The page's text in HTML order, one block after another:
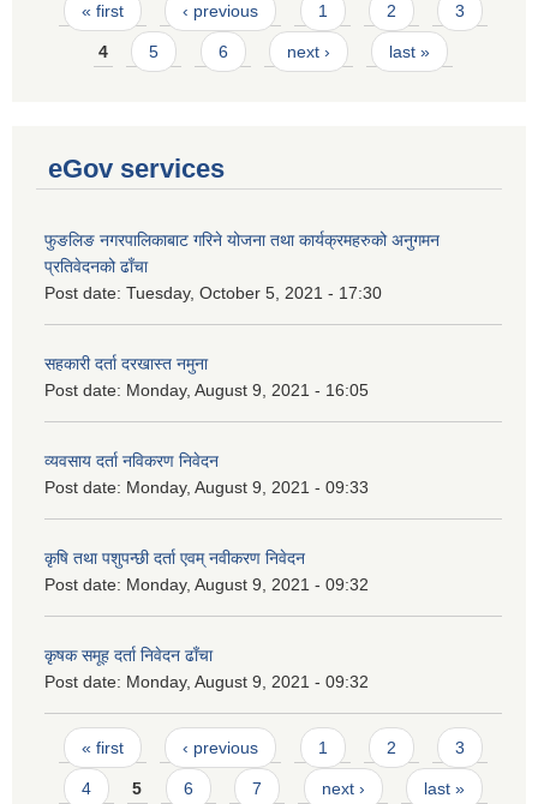
Pages
« first ‹ previous 1 2 3
4 5 6 next › last »
eGov services
फुङलिङ नगरपालिकाबाट गरिने योजना तथा कार्यक्रमहरुको अनुगमन
प्रतिवेदनको ढाँचा
Post date: Tuesday, October 5, 2021 - 17:30
सहकारी दर्ता दरखास्त नमुना
Post date: Monday, August 9, 2021 - 16:05
व्यवसाय दर्ता नविकरण निवेदन
Post date: Monday, August 9, 2021 - 09:33
कृषि तथा पशुपन्छी दर्ता एवम् नवीकरण निवेदन
Post date: Monday, August 9, 2021 - 09:32
कृषक समूह दर्ता निवेदन ढाँचा
Post date: Monday, August 9, 2021 - 09:32
Pages
« first ‹ previous 1 2 3
4 5 6 7 next › last »